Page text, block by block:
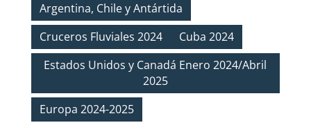
Argentina, Chile y Antártida
Cruceros Fluviales 2024
Cuba 2024
Estados Unidos y Canadá Enero 2024/Abril
2025
Europa 2024-2025